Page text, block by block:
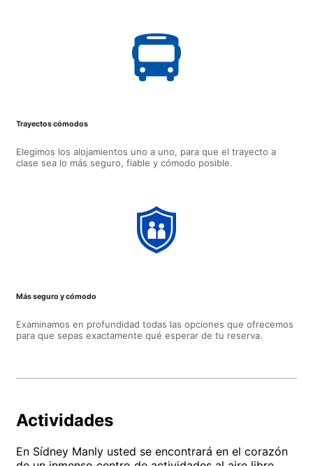
Trayectos cómodos
Elegimos los alojamientos uno a uno, para que el trayecto a
clase sea lo más seguro, fiable y cómodo posible.
Más seguro y cómodo
Examinamos en profundidad todas las opciones que ofrecemos
para que sepas exactamente qué esperar de tu reserva.
Actividades
En Sídney Manly usted se encontrará en el corazón